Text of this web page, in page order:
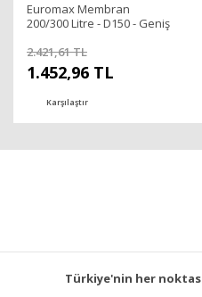
Euromax Membran
200/300 Litre - D150 - Geniş
2.421,61 TL
1.452,96 TL
Karşılaştır
Türkiye'nin her